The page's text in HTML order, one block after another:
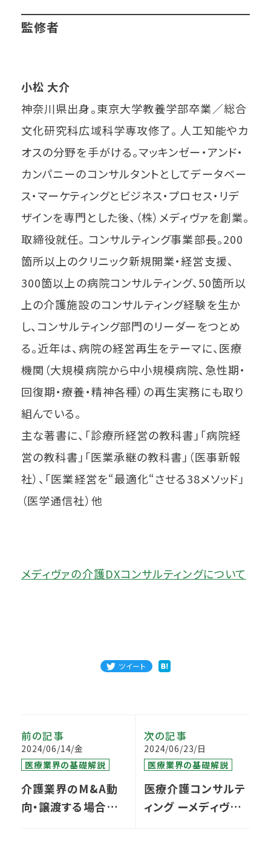
監修者
小松 大介
神奈川県出身。東京大学教養学部卒業／総合
文化研究科広域科学専攻修了。 人工知能やカ
オスの分野を手がける。マッキンゼー・アンド・
カンパニーのコンサルタントとしてデータベー
ス・マーケティングとビジネス・プロセス・リデ
ザインを専門とした後、（株）メディヴァを創業。
取締役就任。 コンサルティング事業部長。200
箇所以上のクリニック新規開業・経営支援、
300箇以上の病院コンサルティング、50箇所以
上の介護施設のコンサルティング経験を生か
し、コンサルティング部門のリーダーをつとめ
る。近年は、病院の経営再生をテーマに、医療
機関（大規模病院から中小規模病院、急性期・
回復期・療養・精神各種）の再生実務にも取り
組んでいる。
主な著書に、「診療所経営の教科書」「病院経
営の教科書」「医業承継の教科書」（医事新報
社）、「医業経営を“最適化“させる38メソッド」
（医学通信社）他
メディヴァの介護DXコンサルティングについて
ツイート
前の記事
2024/06/14/金
医療業界の基礎解説
介護業界のM&A動
向・譲渡する場合の
次の記事
2024/06/23/日
医療業界の基礎解説
医療介護コンサルテ
ィング ーメディヴァ